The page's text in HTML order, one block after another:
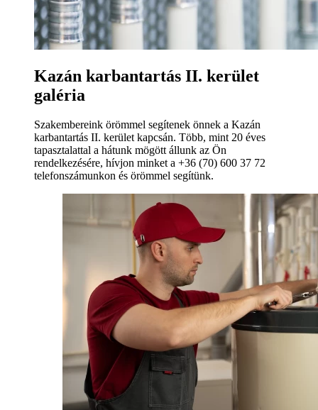
Kazán karbantartás II. kerület
galéria
Szakembereink örömmel segítenek önnek a Kazán
karbantartás II. kerület kapcsán. Több, mint 20 éves
tapasztalattal a hátunk mögött állunk az Ön
rendelkezésére, hívjon minket a +36 (70) 600 37 72
telefonszámunkon és örömmel segítünk.